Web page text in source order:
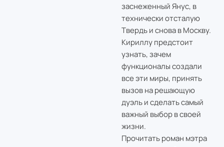
заснеженный Янус, в
технически отсталую
Твердь и снова в Москву.
Кириллу предстоит
узнать, зачем
функционалы создали
все эти миры, принять
вызов на решающую
дуэль и сделать самый
важный выбор в своей
жизни.
Прочитать роман мэтра